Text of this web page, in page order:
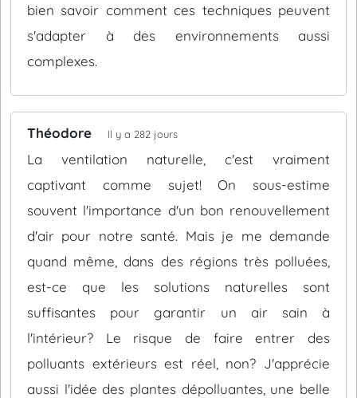
bien savoir comment ces techniques peuvent
s'adapter à des environnements aussi
complexes.
Théodore Il y a 282 jours
La ventilation naturelle, c'est vraiment
captivant comme sujet! On sous-estime
souvent l'importance d'un bon renouvellement
d'air pour notre santé. Mais je me demande
quand même, dans des régions très polluées,
est-ce que les solutions naturelles sont
suffisantes pour garantir un air sain à
l'intérieur? Le risque de faire entrer des
polluants extérieurs est réel, non? J'apprécie
aussi l'idée des plantes dépolluantes, une belle